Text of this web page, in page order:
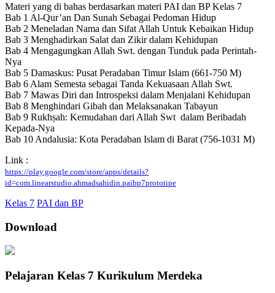
Materi yang di bahas berdasarkan materi PAI dan BP Kelas 7
Bab 1 Al-Qur’an Dan Sunah Sebagai Pedoman Hidup
Bab 2 Meneladan Nama dan Sifat Allah Untuk Kebaikan Hidup
Bab 3 Menghadirkan Salat dan Zikir dalam Kehidupan
Bab 4 Mengagungkan Allah Swt. dengan Tunduk pada Perintah-
Nya
Bab 5 Damaskus: Pusat Peradaban Timur Islam (661-750 M)
Bab 6 Alam Semesta sebagai Tanda Kekuasaan Allah Swt.
Bab 7 Mawas Diri dan Introspeksi dalam Menjalani Kehidupan
Bab 8 Menghindari Gibah dan Melaksanakan Tabayun
Bab 9 Rukhṣah: Kemudahan dari Allah Swt dalam Beribadah
Kepada-Nya
Bab 10 Andalusia: Kota Peradaban Islam di Barat (756-1031 M)
Link :
https://play.google.com/store/apps/details?
id=com.linearstudio.ahmadsahidin.paibp7prototipe
Kelas 7 PAI dan BP
Download
Pelajaran Kelas 7 Kurikulum Merdeka